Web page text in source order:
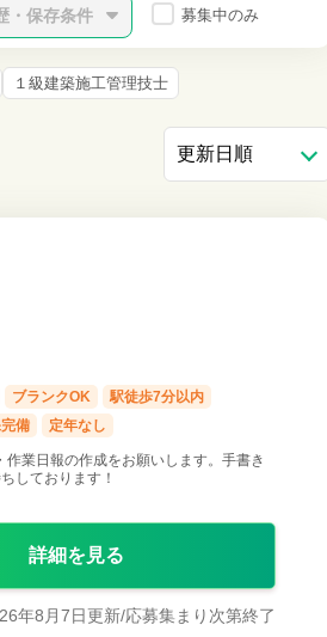
・保存条件 募集中のみ
１級建築施工管理技士
ブランクOK
駅徒歩7分以内
備 定年なし
業日報の作成をお願いします。手書き
しております！
詳細を見る
年8月7日更新/応募集まり次第終了